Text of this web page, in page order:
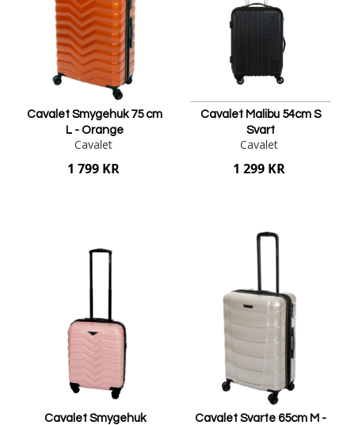
Cavalet Smygehuk 75 cm
L - Orange
Cavalet
1 799 KR
Cavalet Malibu 54cm S
Svart
Cavalet
1 299 KR
Cavalet Smygehuk
Cavalet Svarte 65cm M -